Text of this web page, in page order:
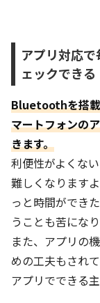
アプリ対応
ェックできる
Bluetoothを搭載
マートフォンの
きます。
利便性がよくな
難しくなります
っと時間ができ
うことも苦になり
また、アプリの
めの工夫もされて
アプリでできる